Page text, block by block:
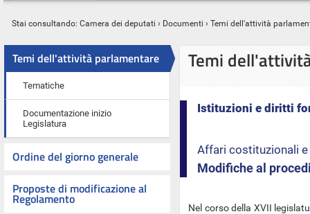
Stai consultando: Camera dei deputati › Documenti › Temi dell'attività
Temi dell'attività parlamentare
Tematiche
Documentazione inizio
Legislatura
Ordine del giorno generale
Proposte di modificazione al
Regolamento
Temi
Istituzioni e diritti
Affari costituzionali
Modifiche al
Nel corso della XVII